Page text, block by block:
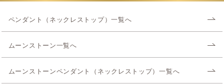
ペンダント（ネックレストップ）一覧へ
ムーンストーン一覧へ
ムーンストーンペンダント（ネックレストップ）一覧へ